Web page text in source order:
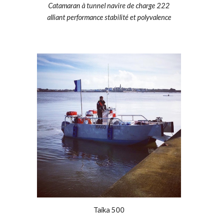
Catamaran à tunnel navire de charge 222
alliant performance stabilité et polyvalence
Taika 500